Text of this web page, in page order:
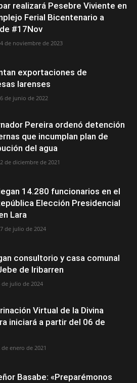
realizará Pesebre Viviente en
Ferial Bicentenario a
#17Nov
de noviembre de 2023
exportaciones de
larenses
de junio de 2022
Pereira ordenó detención
que incumplan plan de
del agua
de diciembre de 2021
14.280 funcionarios en el
Elección Presidencial
Lara
de julio de 2024
consultorio y casa comunal
de Iribarren
de julio de 2024
Virtual de la Divina
iniciará a partir del 06 de
de enero de 2021
Basabe: «Preparémonos